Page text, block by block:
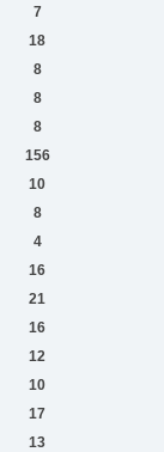
7
18
8
8
8
156
10
8
4
16
21
16
12
10
17
13